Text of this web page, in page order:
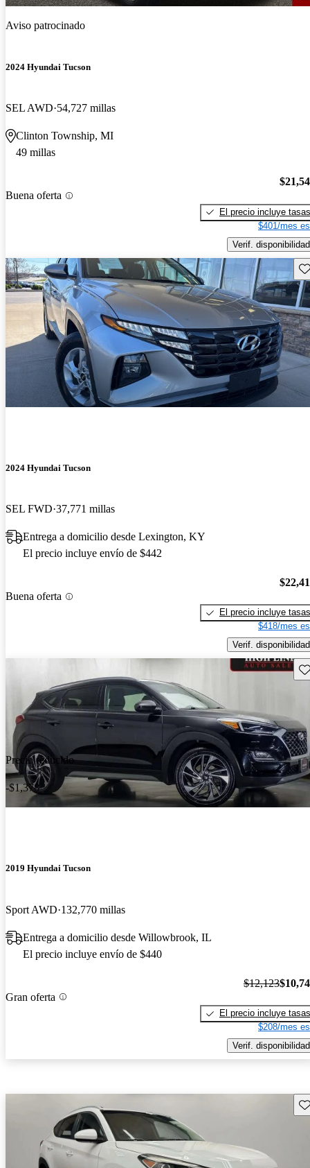
Aviso patrocinado
2024 Hyundai Tucson
SEL AWD 54,727 millas
Clinton Township, MI
49 millas
Buena oferta
El precio incluye tasas
$401/mes
Verif. disponibilidad
2024 Hyundai Tucson
SEL FWD 37,771 millas
Entrega a domicilio desde Lexington, KY
El precio incluye envío de $442
Buena oferta
El precio incluye tasas
$418/mes
Verif. disponibilidad
Precio reducido
-$1,378
2019 Hyundai Tucson
Sport AWD 132,770 millas
Entrega a domicilio desde Willowbrook, IL
El precio incluye envío de $440
Gran oferta
$12,123
El precio incluye tasas
$208/mes
Verif. disponibilidad